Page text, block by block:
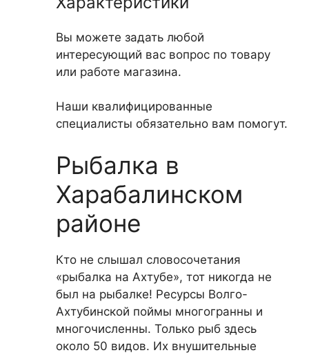
Вы можете задать любой
интересующий вас вопрос по товару
или работе магазина.
Наши квалифицированные
специалисты обязательно вам помогут.
Рыбалка в
Харабалинском
районе
Кто не слышал словосочетания
«рыбалка на Ахтубе», тот никогда не
был на рыбалке! Ресурсы Волго-
Ахтубинской поймы многогранны и
многочисленны. Только рыб здесь
около 50 видов. Их внушительные